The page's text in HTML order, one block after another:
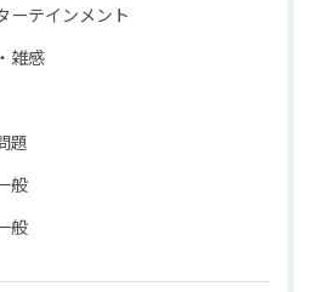
ーテインメント
雑感
題
般
般